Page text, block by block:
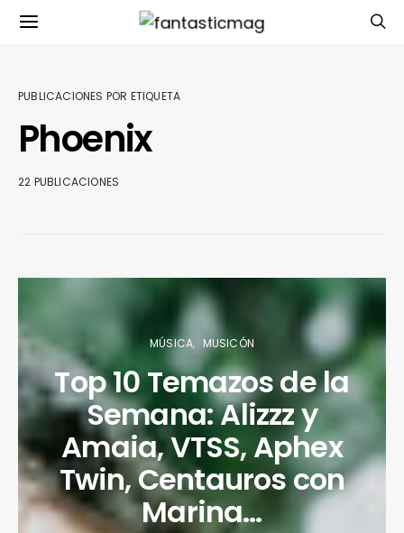
PUBLICACIONES POR ETIQUETA
Phoenix
22 PUBLICACIONES
MÚSICA MUSICÓN
Top 10 Temazos de la
Semana: Alizzz y
Amaia, VTSS, Aphex
Twin, Centauros con
Marina…